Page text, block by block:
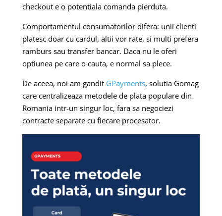
checkout e o potentiala comanda pierduta.
Comportamentul consumatorilor difera: unii clienti
platesc doar cu cardul, altii vor rate, si multi prefera
ramburs sau transfer bancar. Daca nu le oferi
optiunea pe care o cauta, e normal sa plece.
De aceea, noi am gandit GPayments, solutia Gomag
care centralizeaza metodele de plata populare din
Romania intr-un singur loc, fara sa negociezi
contracte separate cu fiecare procesator.